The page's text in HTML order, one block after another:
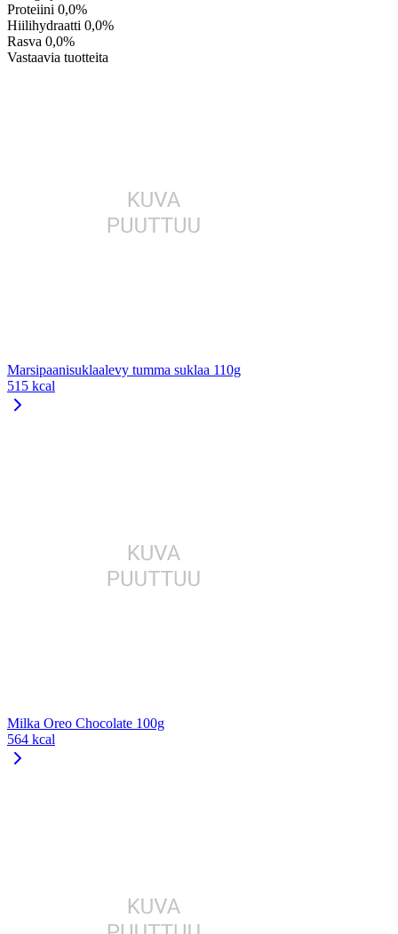
Proteiini 0,0%
Hiilihydraatti 0,0%
Rasva 0,0%
Vastaavia tuotteita
Marsipaanisuklaalevy tumma suklaa 110g
515 kcal
Milka Oreo Chocolate 100g
564 kcal